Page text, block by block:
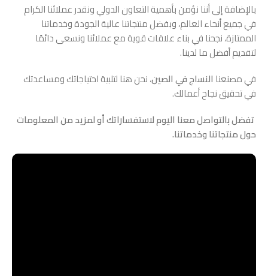
بالإضافة إلى أننا نؤمن بأهمية التعاون الدولي ونقدر عملائنا الكرام
في جميع أنحاء العالم، وبفضل منتجاتنا عالية الجودة وخدماتنا
الممتازة، نجحنا في بناء علاقات قوية مع عملائنا ونسعى دائمًا
لتقديم أفضل ما لدينا.
في مصنعنا النساج في الصين، نحن هنا لتلبية احتياجاتك ومساعدتك
في تحقيق نجاح أعمالك.
تفضل بالتواصل معنا اليوم لاستفساراتك أو لمزيد من المعلومات
حول منتجاتنا وخدماتنا.